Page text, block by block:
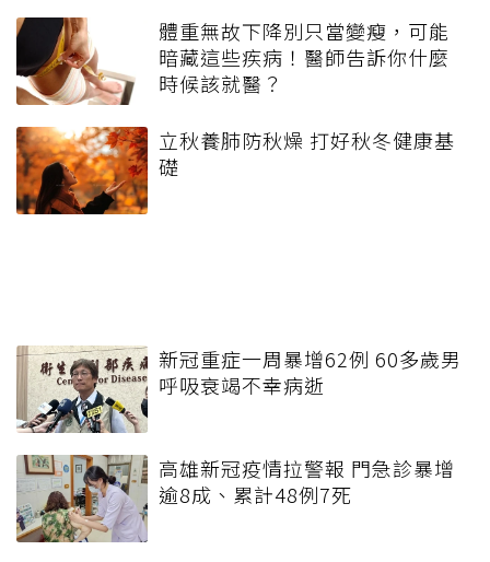
體重無故下降別只當變瘦，可能
暗藏這些疾病！醫師告訴你什麼
時候該就醫？
立秋養肺防秋燥 打好秋冬健康基
礎
新冠重症一周暴增62例 60多歲男
呼吸衰竭不幸病逝
高雄新冠疫情拉警報 門急診暴增
逾8成、累計48例7死